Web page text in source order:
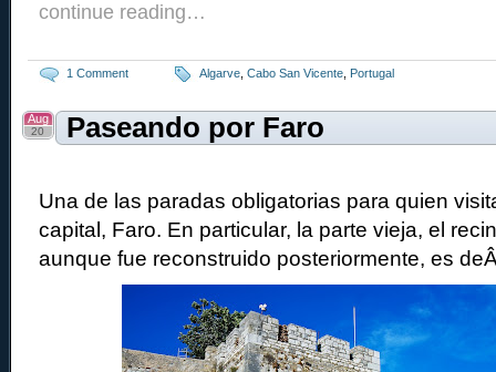
continue reading…
1 Comment Algarve Cabo San Vicente Portugal
Paseando por Faro
Aug
20
Una de las paradas obligatorias para quien
capital, Faro. En particular, la parte vieja, el
aunque fue reconstruido posteriormente, es